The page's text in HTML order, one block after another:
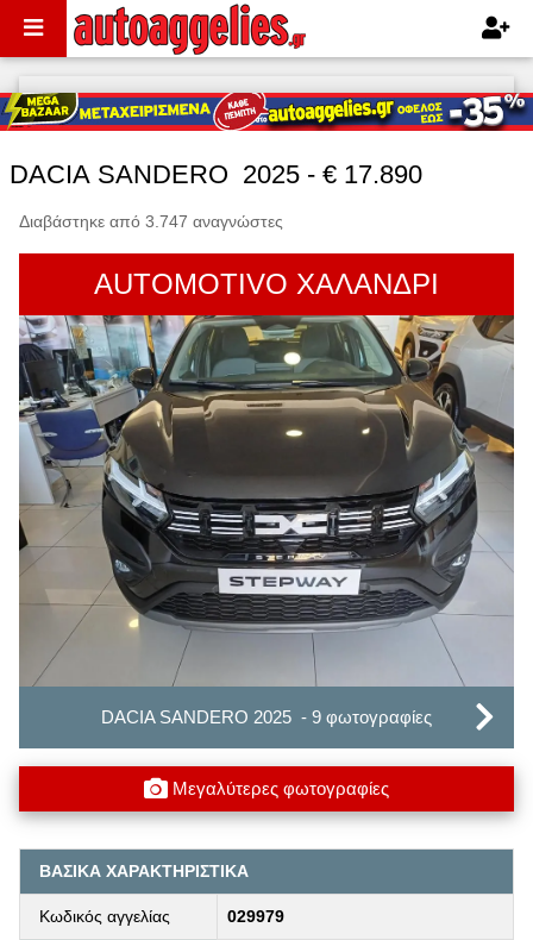
DACIA SANDERO 2025 - € 17.890
Διαβάστηκε από 3.747 αναγνώστες
AUTOMOTIVO ΧΑΛΑΝΔΡΙ
DACIA SANDERO 2025 - 9 φωτογραφίες
Μεγαλύτερες φωτογραφίες
ΒΑΣΙΚΑ ΧΑΡΑΚΤΗΡΙΣΤΙΚΑ
Κωδικός αγγελίας 029979